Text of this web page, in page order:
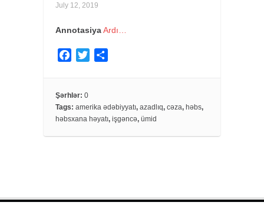
July 12, 2019
AnnotasiyaArdı…
e
b
o
o
t
e
r
e
Şərhlər: 0
Tags: amerika ədəbiyyatı, azadlıq, cəza, həbs,
həbsxana həyatı, işgəncə, ümid